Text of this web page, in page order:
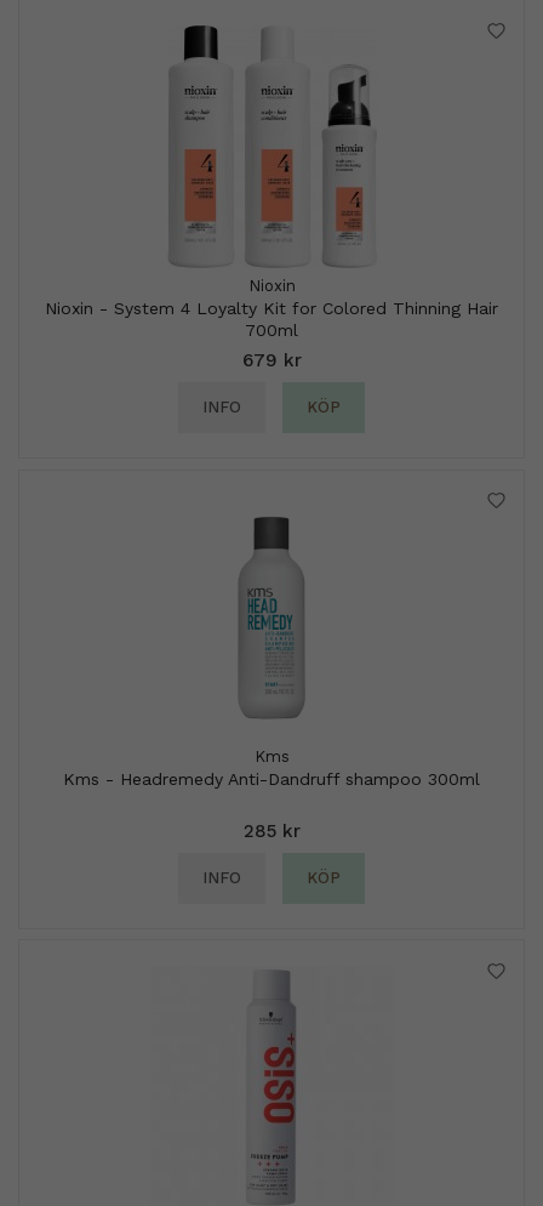
Nioxin
Nioxin - System 4 Loyalty Kit for Colored Thinning Hair
700ml
679 kr
INFO KÖP
Kms
Kms - Headremedy Anti-Dandruff shampoo 300ml
285 kr
INFO KÖP